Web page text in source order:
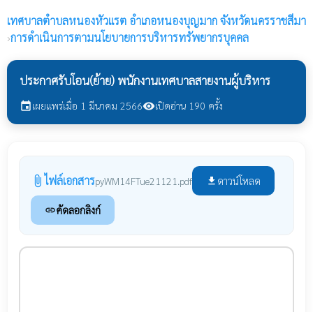
เทศบาลตำบลหนองหัวแรต อำเภอหนองบุญมาก จังหวัดนครราชสีมา
›การดำเนินการตามนโยบายการบริหารทรัพยากรบุคคล
ประกาศรับโอน(ย้าย) พนักงานเทศบาลสายงานผู้บริหาร
eventเผยแพร่เมื่อ 1 มีนาคม 2566visibilityเปิดอ่าน 190 ครั้ง
attach_file ไฟล์เอกสารpyWM14FTue21121.pdf file_download ดาวน์โหลด
linkคัดลอกลิงก์